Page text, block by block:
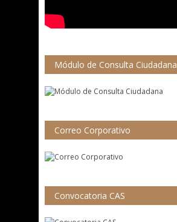
Módulo de Consulta Ciudadana
Correo Corporativo
Convocatoria CAS